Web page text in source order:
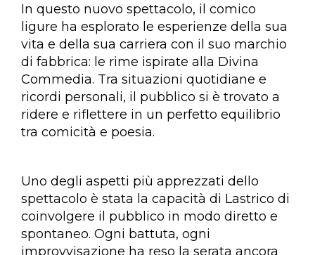
In questo nuovo spettacolo, il comico
ligure ha esplorato le esperienze della sua
vita e della sua carriera con il suo marchio
di fabbrica: le rime ispirate alla Divina
Commedia. Tra situazioni quotidiane e
ricordi personali, il pubblico si è trovato a
ridere e riflettere in un perfetto equilibrio
tra comicità e poesia.
Uno degli aspetti più apprezzati dello
spettacolo è stata la capacità di Lastrico di
coinvolgere il pubblico in modo diretto e
spontaneo. Ogni battuta, ogni
improvvisazione ha reso la serata ancora